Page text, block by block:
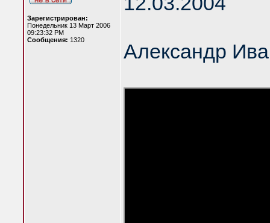
Зарегистрирован:
Понедельник 13 Март 2006
09:23:32 PM
Сообщения: 1320 Александр